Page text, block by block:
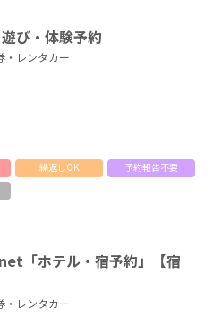
び・体験予約
・レンタカー
繰返しOK
予約報告不要
「ホテル・宿予約」【宿
・レンタカー